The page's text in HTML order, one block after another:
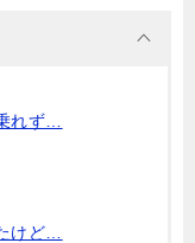
れず…
けど…